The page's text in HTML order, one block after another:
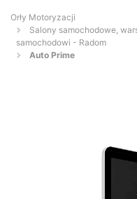
Orły Motoryzacji
Salony samochodowe,
samochodowi - Radom
Auto Prime